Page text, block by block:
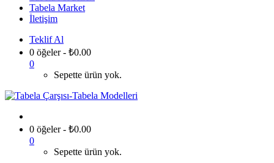
Tabela Market
İletişim
Teklif Al
0 öğeler- ₺0.00
0
Sepette ürün yok.
0 öğeler- ₺0.00
0
Sepette ürün yok.